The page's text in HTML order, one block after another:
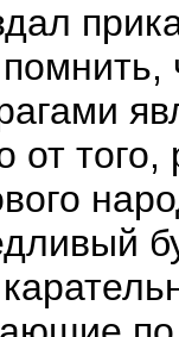
от